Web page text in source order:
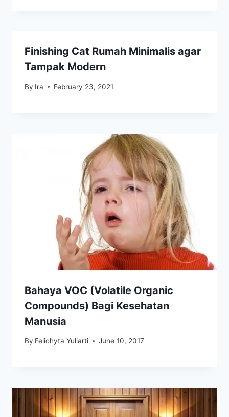
Finishing Cat Rumah Minimalis agar
Tampak Modern
By Ira February 23, 2021
Bahaya VOC (Volatile Organic
Compounds) Bagi Kesehatan
Manusia
By Felichyta Yuliarti June 10, 2017